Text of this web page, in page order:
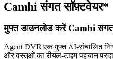
Camhi संगत सॉफ़्टवेयर*
मुफ्त डाउनलोड करें Camhi
Agent DVR एक मुफ्त AI-संचालित
और वस्तुओं का रीयल-टाइम पहचान